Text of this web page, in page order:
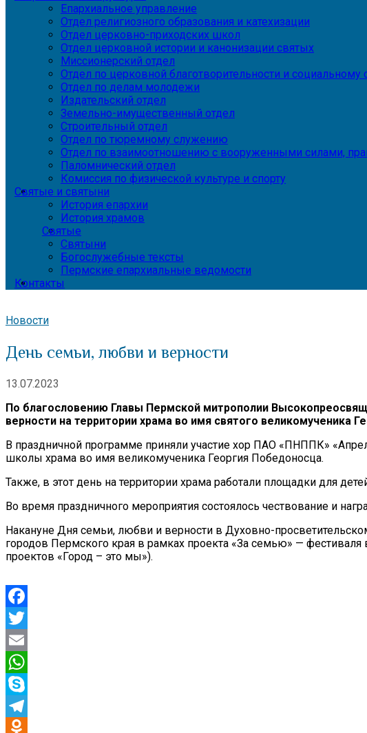
Епархиальное управление
Отдел религиозного образования и катехизации
Отдел церковно-приходских школ
Отдел церковной истории и канонизации святых
Миссионерский отдел
Отдел по церковной благотворительности и
Отдел по делам молодежи
Издательский отдел
Земельно-имущественный отдел
Строительный отдел
Отдел по тюремному служению
Отдел по взаимоотношению с вооруженными силами,
Паломнический отдел
Комиссия по физической культуре и спорту
Святые и святыни
История епархии
История храмов
Святые
Святыни
Богослужебные тексты
Пермские епархиальные ведомости
Контакты
Новости
День семьи, любви и верности
13.07.2023
По благословению Главы Пермской митрополии
верности на территории храма во имя святого великомученика
В праздничной программе приняли участие хор ПАО «ПНППК»
школы храма во имя великомученика Георгия Победоносца.
Также, в этот день на территории храма работали площадки для
Во время праздничного мероприятия состоялось чествование и
Накануне Дня семьи, любви и верности в Духовно-
городов Пермского края в рамках проекта «За семью» —
проектов «Город – это мы»).
Facebook
Twitter
Email
WhatsApp
Skype
Telegram